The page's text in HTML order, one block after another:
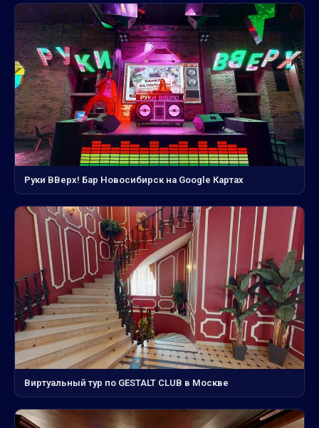
Руки ВВерх! Бар Новосибирск на Google Картах
Виртуальный тур по GESTALT CLUB в Москве